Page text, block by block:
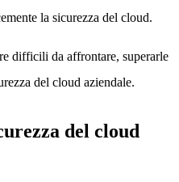
la sicurezza del cloud.
difficili da affrontare, superarle
del cloud aziendale.
del cloud